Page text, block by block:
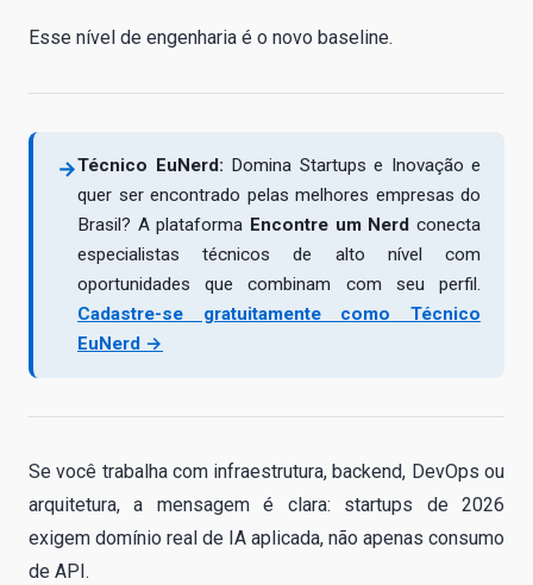
Esse nível de engenharia é o novo baseline.
→Técnico EuNerd: Domina Startups e Inovação e
quer ser encontrado pelas melhores empresas do
Brasil? A plataforma Encontre um Nerd conecta
especialistas técnicos de alto nível com
oportunidades que combinam com seu perfil.
Cadastre-se gratuitamente como Técnico
EuNerd →
Se você trabalha com infraestrutura, backend, DevOps ou
arquitetura, a mensagem é clara: startups de 2026
exigem domínio real de IA aplicada, não apenas consumo
de API.